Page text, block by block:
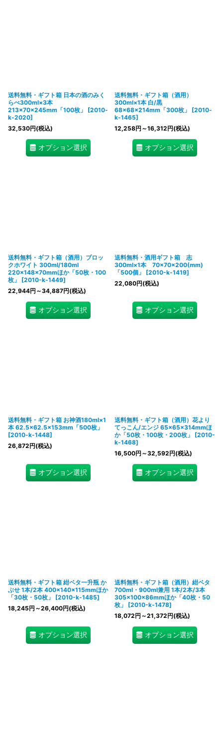
送料無料・ギフト箱 日本の酒のみく
らべ300ml×3本
213×70×245mm「100枚」
[2010-
k-2020]
32,530円(税込)
オプション選択
送料無料・ギフト箱（酒用）
300ml×1本 白/黒
68×68×214mm「300枚」
[2010-
k-1465]
12,258円 ～16,312円(税込)
オプション選択
送料無料・ギフト箱（酒用）ブロッ
クホワイト 300ml/180ml
220×148×70mmほか「50枚・100
枚」
[2010-k-1449]
22,944円 ～34,887円(税込)
オプション選択
送料無料・酒用ギフト箱 志
300ml×1本 70×70×200(mm)
「500個」
[2010-k-1419]
22,080円(税込)
オプション選択
送料無料・ギフト箱 お神酒180ml×1
本 62.5×62.5×153mm「500枚」
[2010-k-1448]
26,872円(税込)
オプション選択
送料無料・ギフト箱（酒用）花より
てっこん/エンジ 65×65×314mmほ
か「50枚・100枚・200枚」
[2010-
k-1468]
16,500円 ～32,592円(税込)
オプション選択
送料無料・ギフト箱 紺ベタ一升瓶 か
ぶせ 1本/2本 400×140×115mmほか
「30枚・50枚」
[2010-k-1485]
18,245円 ～26,400円(税込)
オプション選択
送料無料・ギフト箱（酒用）紺ベタ
700ml・900ml兼用 1本/2本/3本
305×100×86mmほか「40枚・50
枚」
[2010-k-1478]
18,072円 ～21,372円(税込)
オプション選択